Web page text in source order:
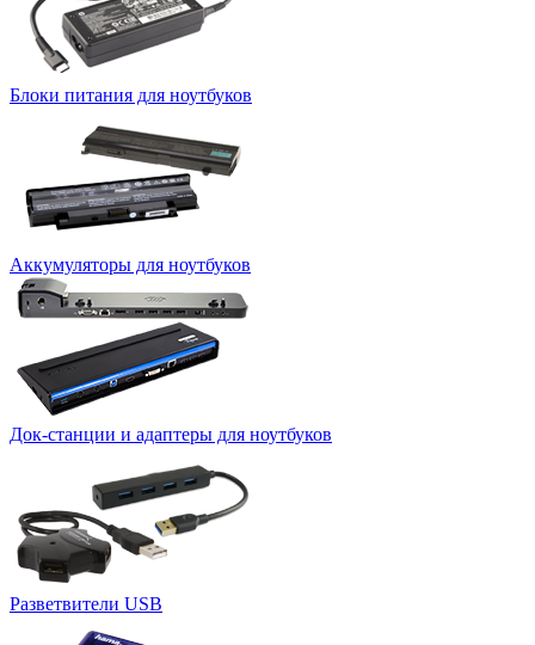
Блоки питания для ноутбуков
Аккумуляторы для ноутбуков
Док-станции и адаптеры для ноутбуков
Разветвители USB